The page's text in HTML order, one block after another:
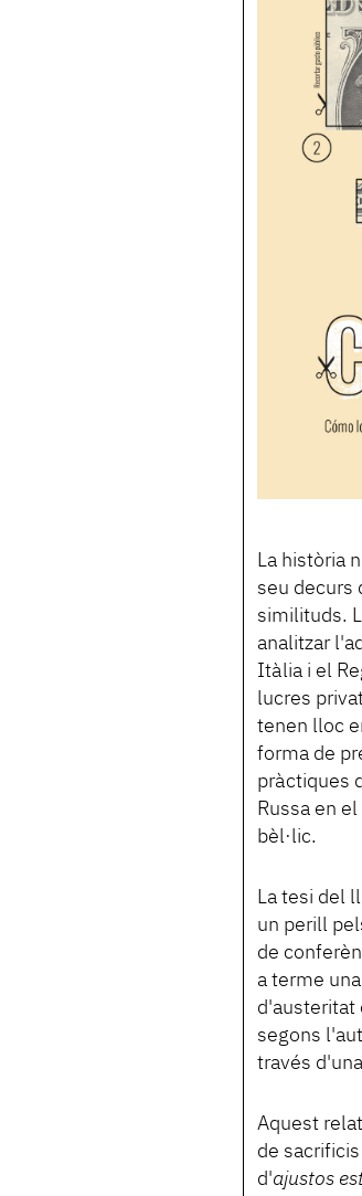
La història
seu decurs
similituds.
analitzar
Itàlia i el
lucres
tenen lloc
forma de
pràctiques
Russa en
bèl·lic.
La tesi del
un perill
de
a terme
d'austeritat
segons
través
Aquest
de
d'ajustos